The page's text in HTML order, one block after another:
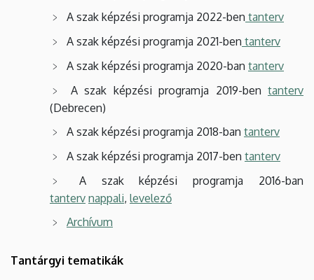
A szak képzési programja 2022-ben tanterv
A szak képzési programja 2021-ben tanterv
A szak képzési programja 2020-ban tanterv
A szak képzési programja 2019-ben tanterv
(Debrecen)
A szak képzési programja 2018-ban tanterv
A szak képzési programja 2017-ben tanterv
A szak képzési programja 2016-ban
tanterv nappali, levelező
Archívum
Tantárgyi tematikák